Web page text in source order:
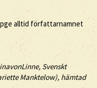
alltid författarnamnet
Svenskt
Manktelow), hämtad